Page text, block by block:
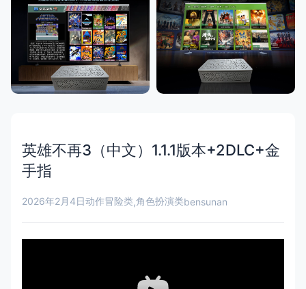
英雄不再3（中文）1.1.1版本+2DLC+金
手指
2026年2月4日动作冒险类,角色扮演类bensunan